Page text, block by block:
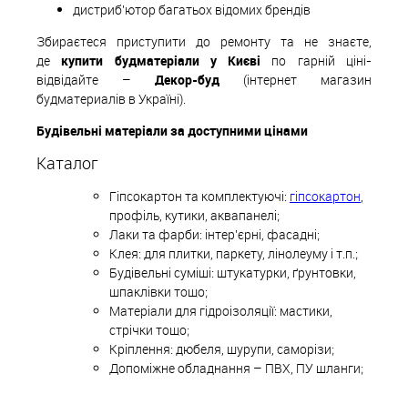
дистриб'ютор багатьох відомих брендів
Збираєтеся приступити до ремонту та не знаєте,
де
купити будматеріали у Києві по гарній ціні-
відвідайте – Декор-буд (інтернет магазин
будматериалів в Україні).
Будівельні матеріали за доступними цінами
Каталог
Гіпсокартон та комплектуючі: гіпсокартон,
профіль, кутики, аквапанелі;
Лаки та фарби: інтер'єрні, фасадні;
Клея: для плитки, паркету, лінолеуму і т.п.;
Будівельні суміші: штукатурки, ґрунтовки,
шпаклівки тощо;
Матеріали для гідроізоляції: мастики,
стрічки тощо;
Кріплення: дюбеля, шурупи, саморізи;
Допоміжне обладнання – ПВХ, ПУ шланги;